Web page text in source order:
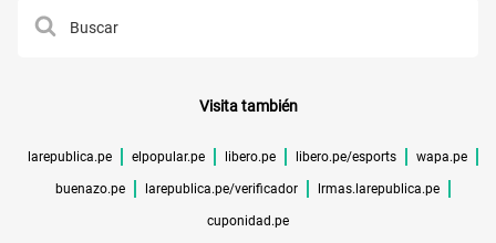
Visita también
larepublica.pe elpopular.pe libero.pe libero.pe/esports wapa.pe
buenazo.pe larepublica.pe/verificador lrmas.larepublica.pe
cuponidad.pe